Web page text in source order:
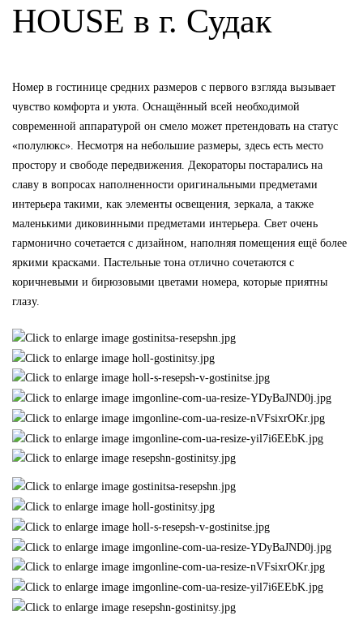
HOUSE в г. Судак
Номер в гостинице средних размеров с первого взгляда вызывает
чувство комфорта и уюта. Оснащённый всей необходимой
современной аппаратурой он смело может претендовать на статус
«полулюкс». Несмотря на небольшие размеры, здесь есть место
простору и свободе передвижения. Декораторы постарались на
славу в вопросах наполненности оригинальными предметами
интерьера такими, как элементы освещения, зеркала, а также
маленькими диковинными предметами интерьера. Свет очень
гармонично сочетается с дизайном, наполняя помещения ещё более
яркими красками. Пастельные тона отлично сочетаются с
коричневыми и бирюзовыми цветами номера, которые приятны
глазу.